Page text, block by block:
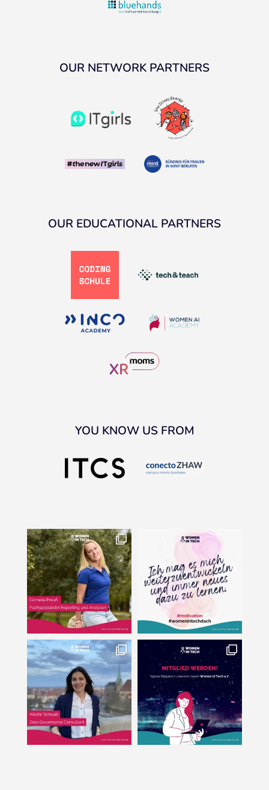
OUR NETWORK PARTNERS
OUR EDUCATIONAL PARTNERS
YOU KNOW US FROM